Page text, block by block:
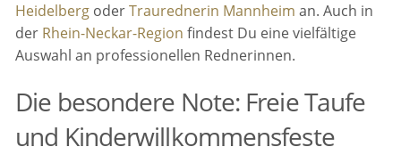
Heidelberg oderTraurednerin Mannheim an. Auch in
der Rhein-Neckar-Region findest Du eine vielfältige
Auswahl an professionellen Rednerinnen.
Die besondere Note: Freie Taufe
und Kinderwillkommensfeste